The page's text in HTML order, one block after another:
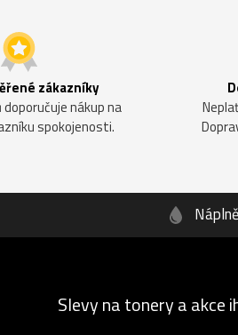
zákazníky
doporučuje nákup na
spokojenosti.
Náplně
Slevy na tonery a akce